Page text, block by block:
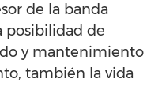
de la banda
posibilidad de
y mantenimiento
también la vida